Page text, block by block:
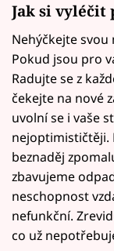
Jak si vyléčit
Nehýčkejte
Pokud jsou pro
Radujte se z
čekejte na nové
uvolní se i vaše
nejoptimističtěji.
beznaděj
zbavujeme
neschopnost
nefunkční.
co už